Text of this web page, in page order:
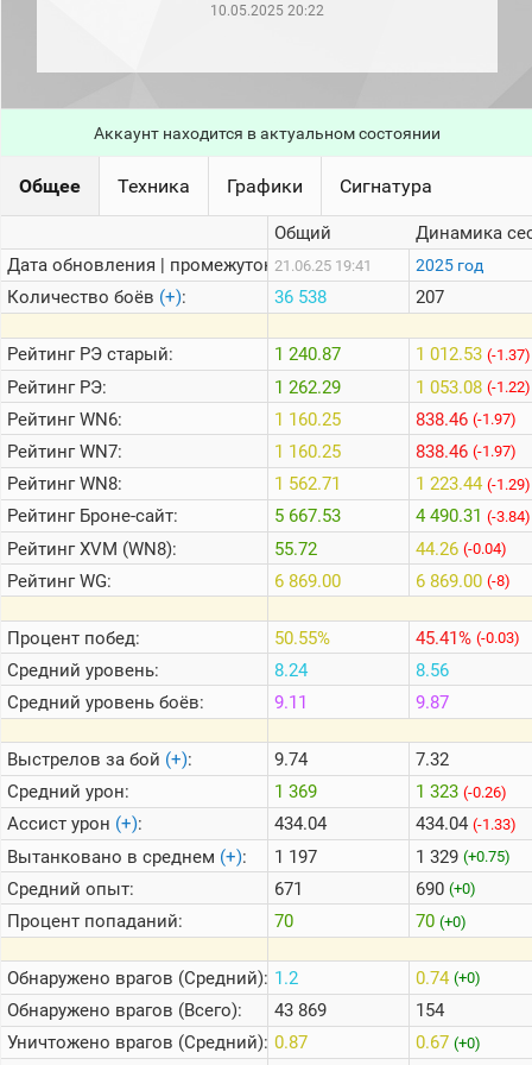
месяц)
(за
Топ
1000
Кланы
Статистика
стримеров
Информация
Онлайн
Цветовая
шкала
Теlegram
ВК
Портал
Мира
Танков
10.05.2025 20:22
Аккаунт находится в актуальном состоянии
Общее Техника Графики Сигнатура
Дата обновления | промежуток:
Количество боёв (+):
РейтингРЭ старый:
РейтингРЭ:
РейтингWN6:
РейтингWN7:
РейтингWN8:
РейтингБроне-сайт:
РейтингXVM (WN8):
РейтингWG:
Процент побед:
Средний уровень:
Средний уровень боёв:
Выстрелов за бой (+):
Средний урон:
Ассист урон (+):
Вытанковано в среднем (+):
Средний опыт:
Процент попаданий:
Обнаружено врагов (Средний):
Обнаружено врагов (Всего):
Уничтожено врагов (Средний):
Общий
21.06.25 19:41
36 538
1 240.87
1 262.29
1 160.25
1 160.25
1 562.71
5 667.53
55.72
6 869.00
50.55%
8.24
9.11
9.74
1 369
434.04
1 197
671
70
1.2
43 869
0.87
Динамика
2025 год
207
1 012.53 (-1.37)
1 053.08 (-1.22)
838.46 (-1.97)
838.46 (-1.97)
1 223.44 (-1.29)
4 490.31 (-3.84)
44.26 (-0.04)
6 869.00 (-8)
45.41% (-0.03)
8.56
9.87
7.32
1 323 (-0.26)
434.04 (-1.33)
1 329 (+0.75)
690 (+0)
70 (+0)
0.74 (+0)
154
0.67 (+0)